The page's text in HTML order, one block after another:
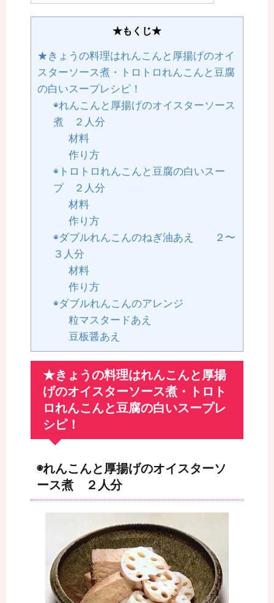
★もくじ★
★きょうの料理はれんこんと厚揚げのオイ
スターソース煮・トロトロれんこんと豆腐
の白いスープレシピ！
◉れんこんと厚揚げのオイスターソース
煮 ２人分
材料
作り方
◉トロトロれんこんと豆腐の白いスー
プ ２人分
材料
作り方
◉ダブルれんこんのねぎ油あえ ２〜
３人分
材料
作り方
◉ダブルれんこんのアレンジ
粒マスタードあえ
豆板醤あえ
★きょうの料理はれんこんと厚揚
げのオイスターソース煮・トロト
ロれんこんと豆腐の白いスープレ
シピ！
◉れんこんと厚揚げのオイスターソ
ース煮 ２人分